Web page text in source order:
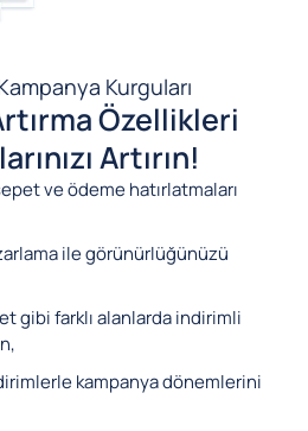
Kurguları
Özellikleri
Artırın!
ve ödeme hatırlatmaları
ile görünürlüğünüzü
gibi farklı alanlarda indirimli
kampanya dönemlerini